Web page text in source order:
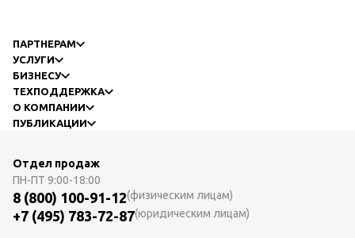
ПАРТНЕРАМ
УСЛУГИ
БИЗНЕСУ
ТЕХПОДДЕРЖКА
О КОМПАНИИ
ПУБЛИКАЦИИ
Отдел продаж
ПН-ПТ 9:00-18:00
8 (800) 100-91-12(физическим лицам)
+7 (495) 783-72-87(юридическим лицам)